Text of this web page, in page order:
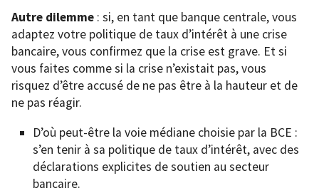
Autre dilemme : si, en tant que banque centrale, vous
adaptez votre politique de taux d’intérêt à une crise
bancaire, vous confirmez que la crise est grave. Et si
vous faites comme si la crise n’existait pas, vous
risquez d’être accusé de ne pas être à la hauteur et de
ne pas réagir.
D’où peut-être la voie médiane choisie par la BCE :
s’en tenir à sa politique de taux d’intérêt, avec des
déclarations explicites de soutien au secteur
bancaire.